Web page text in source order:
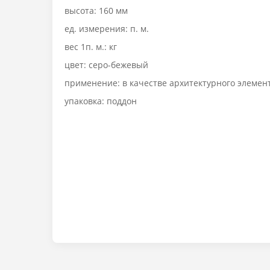
высота: 160 мм
ед. измерения: п. м.
вес 1п. м.: кг
цвет: серо-бежевый
применение: в качестве архитектурного
упаковка: поддон